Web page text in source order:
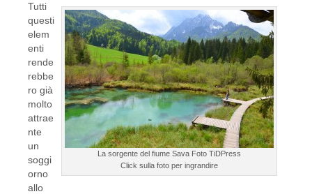
La sorgente del fiume Sava Foto TiDPress
Click sulla foto per ingrandire
Tutti
questi
elem
enti
rende
rebbe
ro già
molto
attrae
nte
un
soggi
orno
allo